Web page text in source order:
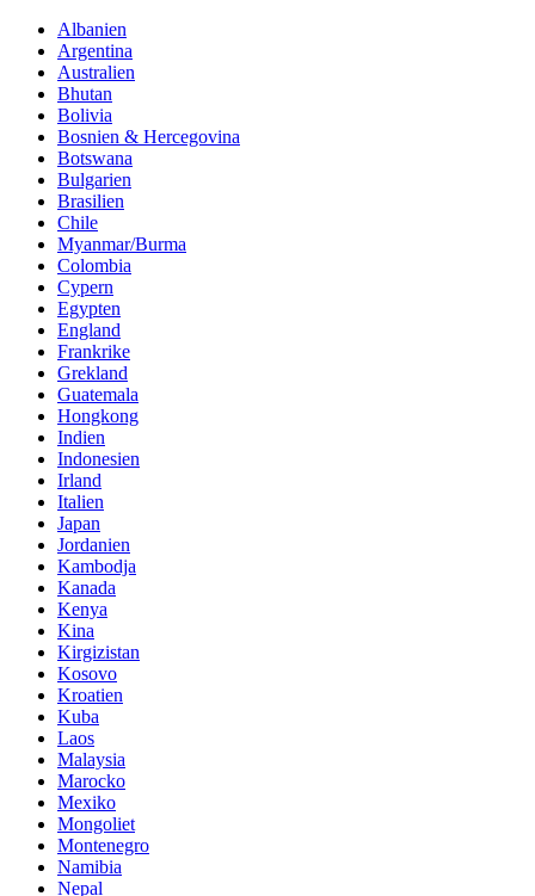
Albanien
Argentina
Australien
Bhutan
Bolivia
Bosnien & Hercegovina
Botswana
Bulgarien
Brasilien
Chile
Myanmar/Burma
Colombia
Cypern
Egypten
England
Frankrike
Grekland
Guatemala
Hongkong
Indien
Indonesien
Irland
Italien
Japan
Jordanien
Kambodja
Kanada
Kenya
Kina
Kirgizistan
Kosovo
Kroatien
Kuba
Laos
Malaysia
Marocko
Mexiko
Mongoliet
Montenegro
Namibia
Nepal